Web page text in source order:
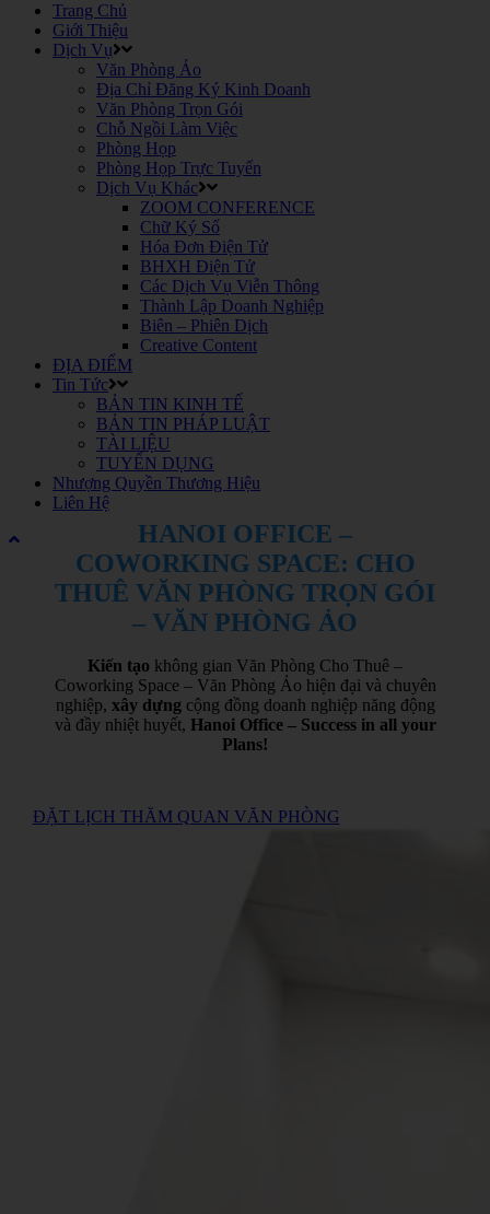
Trang Chủ
Giới Thiệu
Dịch Vụ
Văn Phòng Ảo
Địa Chỉ Đăng Ký Kinh Doanh
Văn Phòng Trọn Gói
Chỗ Ngồi Làm Việc
Phòng Họp
Phòng Họp Trực Tuyến
Dịch Vụ Khác
ZOOM CONFERENCE
Chữ Ký Số
Hóa Đơn Điện Tử
BHXH Điện Tử
Các Dịch Vụ Viễn Thông
Thành Lập Doanh Nghiệp
Biên – Phiên Dịch
Creative Content
ĐỊA ĐIỂM
Tin Tức
BẢN TIN KINH TẾ
BẢN TIN PHÁP LUẬT
TÀI LIỆU
TUYỂN DỤNG
Nhượng Quyền Thương Hiệu
Liên Hệ
HANOI OFFICE –
COWORKING SPACE: CHO
THUÊ VĂN PHÒNG TRỌN GÓI
– VĂN PHÒNG ẢO
Kiến tạo không gian Văn Phòng Cho Thuê –
Coworking Space – Văn Phòng Ảo hiện đại và chuyên
nghiệp, xây dựng cộng đồng doanh nghiệp năng động
và đầy nhiệt huyết, Hanoi Office – Success in all your
Plans!
ĐẶT LỊCH THĂM QUAN VĂN PHÒNG